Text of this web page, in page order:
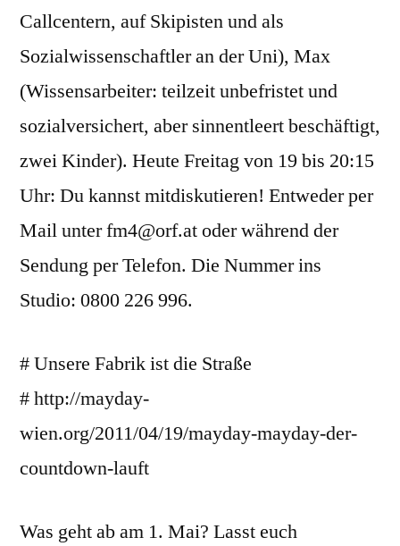
Callcentern, auf Skipisten und als
Sozialwissenschaftler an der Uni), Max
(Wissensarbeiter: teilzeit unbefristet und
sozialversichert, aber sinnentleert beschäftigt,
zwei Kinder). Heute Freitag von 19 bis 20:15
Uhr: Du kannst mitdiskutieren! Entweder per
Mail unter fm4@orf.at oder während der
Sendung per Telefon. Die Nummer ins
Studio: 0800 226 996.
# Unsere Fabrik ist die Straße
# http://mayday-
wien.org/2011/04/19/mayday-mayday-der-
countdown-lauft
Was geht ab am 1. Mai? Lasst euch